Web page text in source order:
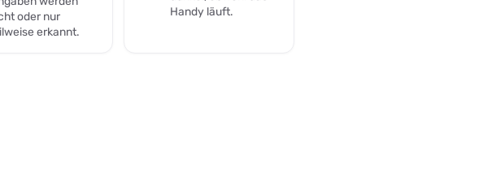
oder nur
erkannt.
Handy läuft.